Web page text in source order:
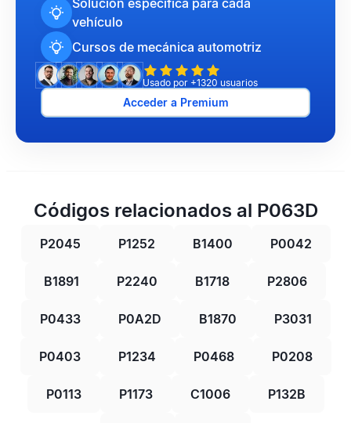
Solución específica para cada
vehículo
Cursos de mecánica automotriz
Usado por +1320 usuarios
Acceder a Premium
Códigos relacionados al P063D
P2045 P1252 B1400 P0042
B1891 P2240 B1718 P2806
P0433 P0A2D B1870 P3031
P0403 P1234 P0468 P0208
P0113 P1173 C1006 P132B